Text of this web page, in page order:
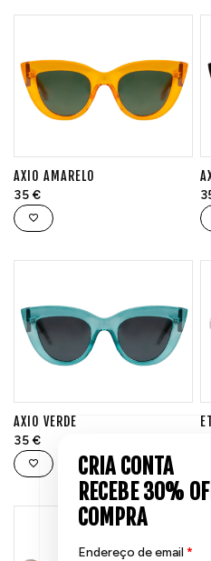
AXIO AMARELO
35 €
AXIO VERDE
35 €
Endereço de email *